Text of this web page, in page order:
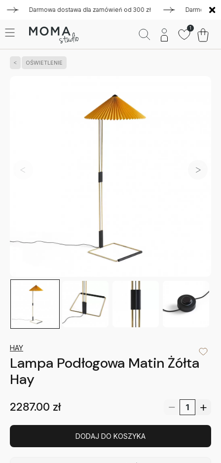
Darmowa dostawa dla zamówień od 300 zł Darmowa
1
OŚWIETLENIE
HAY
Lampa Podłogowa Matin Żółta
Hay
2287.00 zł
DODAJ DO KOSZYKA